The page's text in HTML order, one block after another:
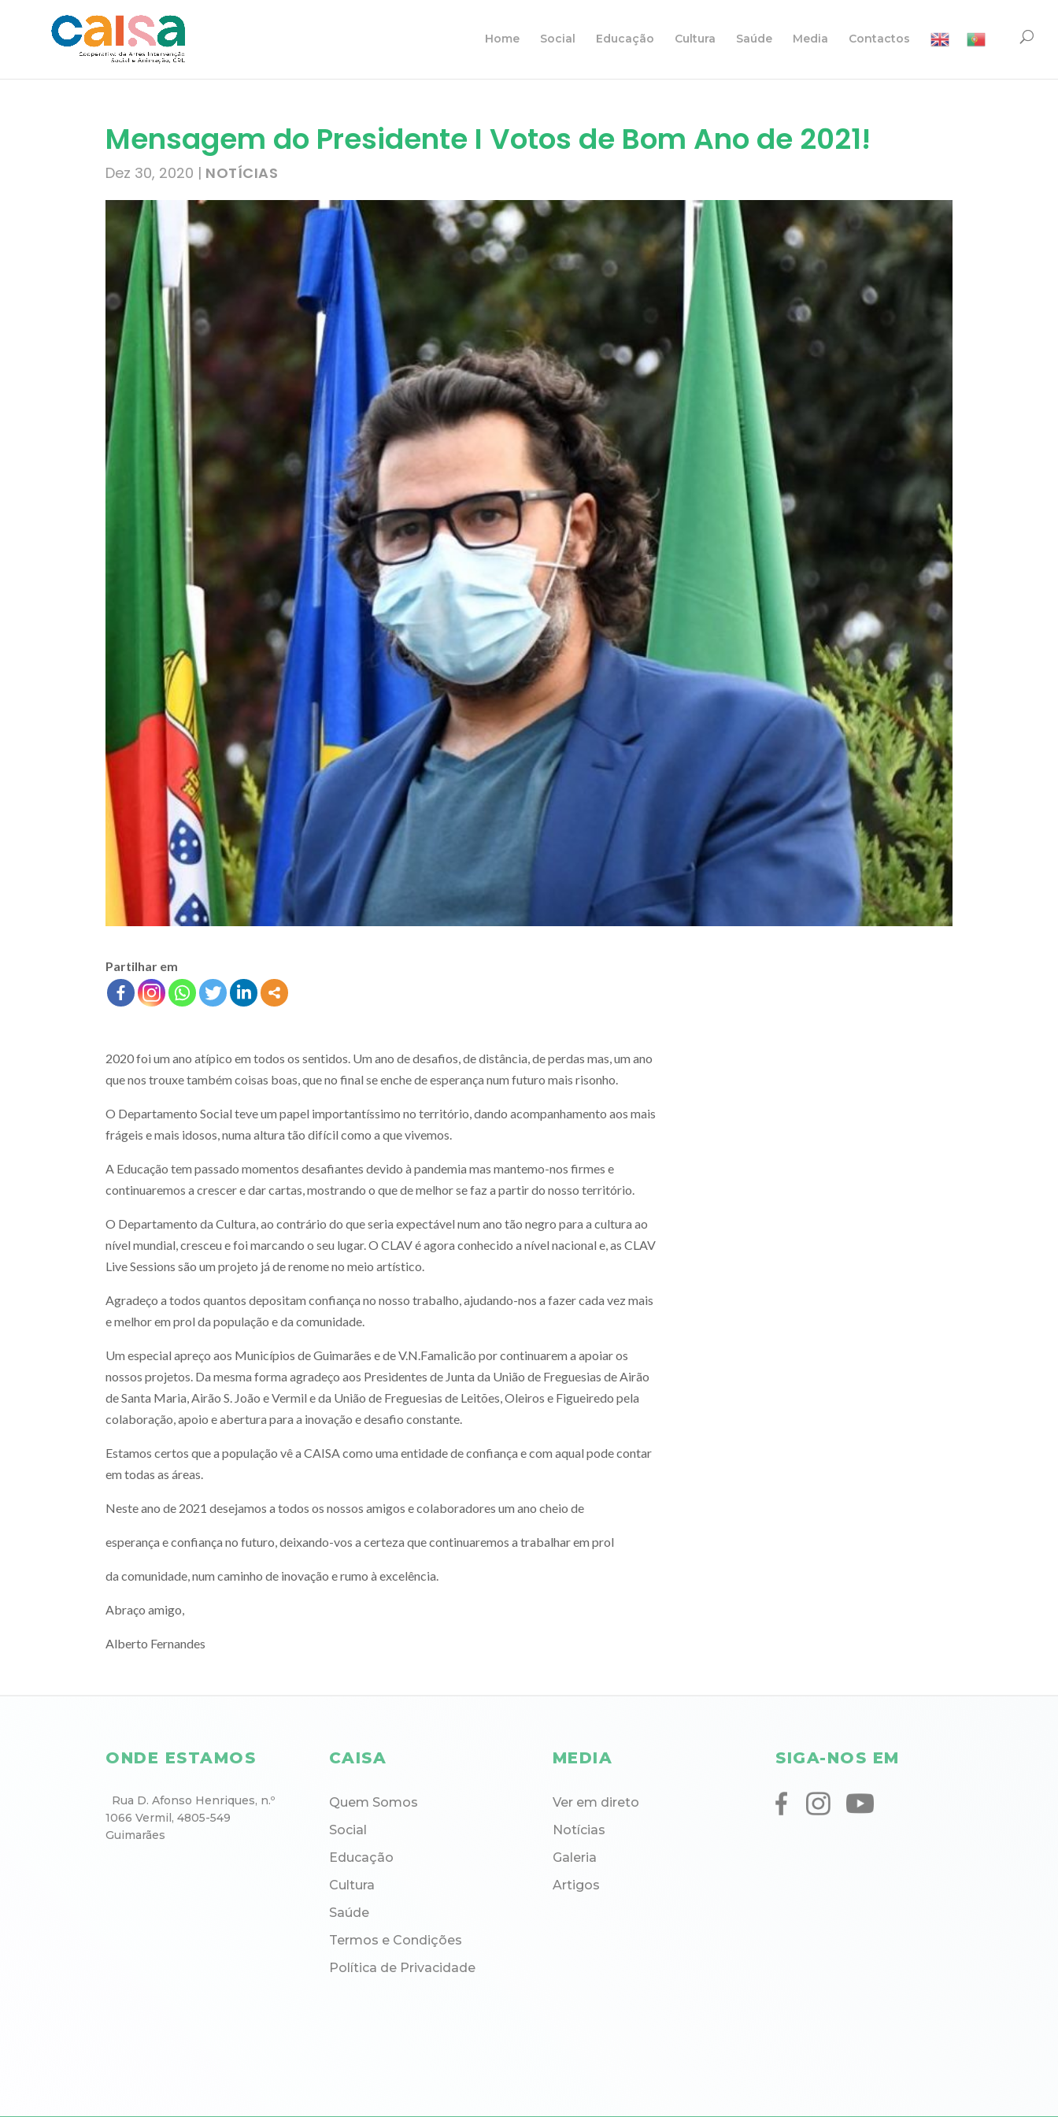
Home Social Educação Cultura Saúde Media Contactos
Mensagem do Presidente I Votos de Bom Ano de 2021!
Dez 30, 2020 | NOTÍCIAS
Partilhar em
2020 foi um ano atípico em todos os sentidos. Um ano de desafios, de distância, de perdas mas, um ano
que nos trouxe também coisas boas, que no final se enche de esperança num futuro mais risonho.
O Departamento Social teve um papel importantíssimo no território, dando acompanhamento aos mais
frágeis e mais idosos, numa altura tão difícil como a que vivemos.
A Educação tem passado momentos desafiantes devido à pandemia mas mantemo-nos firmes e
continuaremos a crescer e dar cartas, mostrando o que de melhor se faz a partir do nosso território.
O Departamento da Cultura, ao contrário do que seria expectável num ano tão negro para a cultura ao
nível mundial, cresceu e foi marcando o seu lugar. O CLAV é agora conhecido a nível nacional e, as CLAV
Live Sessions são um projeto já de renome no meio artístico.
Agradeço a todos quantos depositam confiança no nosso trabalho, ajudando-nos a fazer cada vez mais
e melhor em prol da população e da comunidade.
Um especial apreço aos Municípios de Guimarães e de V.N.Famalicão por continuarem a apoiar os
nossos projetos. Da mesma forma agradeço aos Presidentes de Junta da União de Freguesias de Airão
de Santa Maria, Airão S. João e Vermil e da União de Freguesias de Leitões, Oleiros e Figueiredo pela
colaboração, apoio e abertura para a inovação e desafio constante.
Estamos certos que a população vê a CAISA como uma entidade de confiança e com aqual pode contar
em todas as áreas.
Neste ano de 2021 desejamos a todos os nossos amigos e colaboradores um ano cheio de
esperança e confiança no futuro, deixando-vos a certeza que continuaremos a trabalhar em prol
da comunidade, num caminho de inovação e rumo à excelência.
Abraço amigo,
Alberto Fernandes
ONDE ESTAMOS
Rua D. Afonso Henriques, n.º
1066 Vermil, 4805-549
Guimarães
CAISA
Quem Somos
Social
Educação
Cultura
Saúde
Termos e Condições
Política de Privacidade
MEDIA
Ver em direto
Notícias
Galeria
Artigos
SIGA-NOS EM